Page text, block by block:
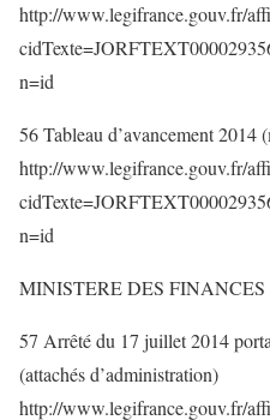
http://www.legifrance.gouv.fr/
n=id
56 Tableau d’avancement 2014
http://www.legifrance.gouv.fr/
n=id
MINISTERE DES
57 Arrêté du 17 juillet 2014
(attachés d’administration)
http://www.legifrance.gouv.fr/